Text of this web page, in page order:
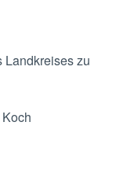
Landkreises zu